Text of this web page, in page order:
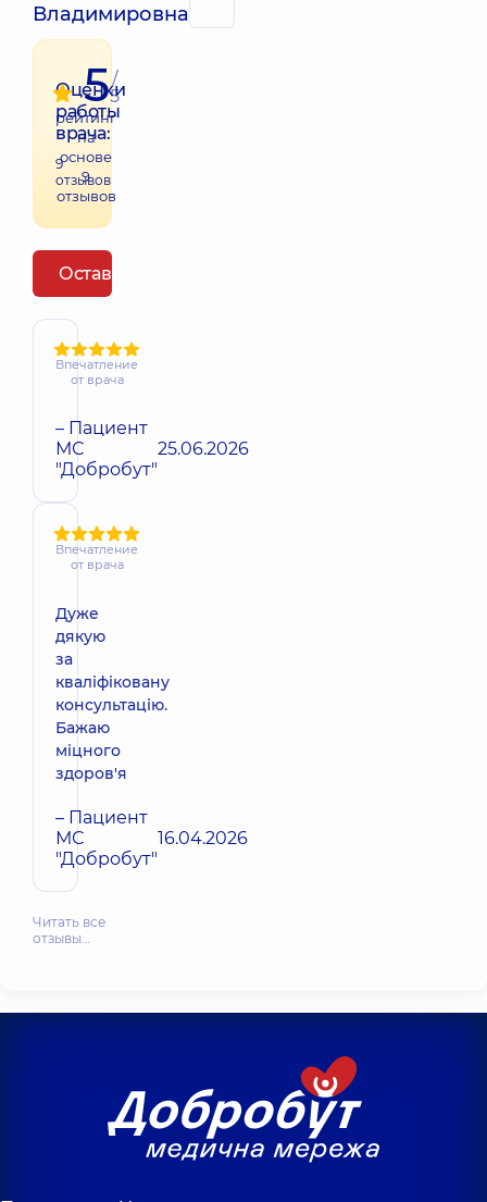
Владимировна
Оценки
работы
врача:
9
отзывов
5/
5
рейтинг
на
основе
9
отзывов
Оставить отзыв
Впечатление
от врача
– Пациент
МС
"Добробут"
25.06.2026
Впечатление
от врача
Дуже
дякую
за
кваліфіковану
консультацію.
Бажаю
міцного
здоров'я
– Пациент
МС
"Добробут"
16.04.2026
Читать все
отзывы…